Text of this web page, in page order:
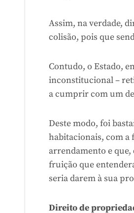
Assim, na verdade,
colisão, pois que
Contudo, o Estado,
inconstitucional –
a cumprir com um
Deste modo, foi
habitacionais, com a
arrendamento e
fruição que
seria darem à sua
Direito de